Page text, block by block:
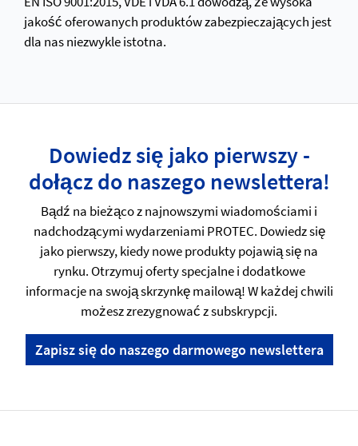
jakość oferowanych produktów zabezpieczających jest
dla nas niezwykle istotna.
Dowiedz się jako pierwszy -
dołącz do naszego newslettera!
Bądź na bieżąco z najnowszymi wiadomościami i
nadchodzącymi wydarzeniami PROTEC. Dowiedz się
jako pierwszy, kiedy nowe produkty pojawią się na
rynku. Otrzymuj oferty specjalne i dodatkowe
informacje na swoją skrzynkę mailową! W każdej chwili
możesz zrezygnować z subskrypcji.
Zapisz się do naszego darmowego newslettera